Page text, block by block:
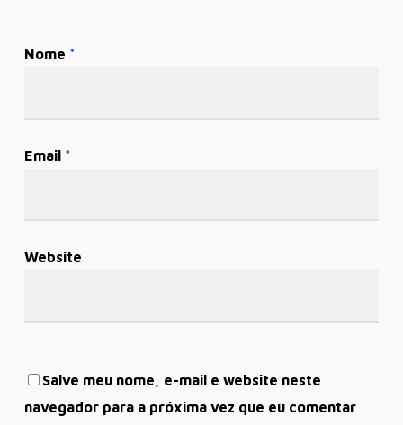
Nome *
Email *
Website
Salve meu nome, e-mail e website neste
navegador para a próxima vez que eu comentar